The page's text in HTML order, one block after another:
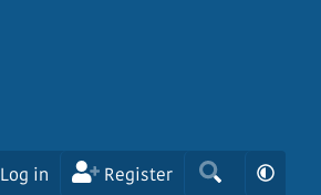
Log in Register